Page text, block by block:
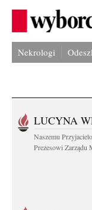
Nekrologi
LUCYNA
Naszemu
Prezesowi Zarządu